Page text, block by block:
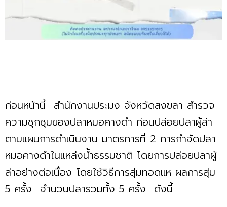
ก่อนหน้านี้ สำนักงานประมง จังหวัดสงขลา สำรวจ
ความชุกชุมของปลาหมอคางดำ ก่อนปล่อยปลาผู้ล่า
ตามแผนการดำเนินงาน มาตรการที่ 2 การกำจัดปลา
หมอคางดำในแหล่งน้ำธรรมชาติ โดยการปล่อยปลาผู้
ล่าอย่างต่อเนื่อง โดยใช้วิธีการสุ่มทอดแห ผลการสุ่ม
5 ครั้ง จำนวนปลารวมทั้ง 5 ครั้ง ดังนี้